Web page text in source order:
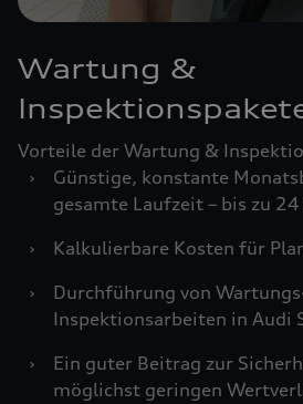
Wartung &
Vorteile der Wartung &
›
Günstige, konstante
gesamte Laufzeit – bis zu
›
Kalkulierbare Kosten für
›
Durchführung von
Inspektionsarbeiten in Audi
›
Ein guter Beitrag zur
möglichst geringen